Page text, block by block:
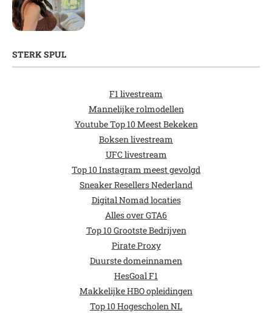
STERK SPUL
F1 livestream
Mannelijke rolmodellen
Youtube Top 10 Meest Bekeken
Boksen livestream
UFC livestream
Top 10 Instagram meest gevolgd
Sneaker Resellers Nederland
Digital Nomad locaties
Alles over GTA6
Top 10 Grootste Bedrijven
Pirate Proxy
Duurste domeinnamen
HesGoal F1
Makkelijke HBO opleidingen
Top 10 Hogescholen NL